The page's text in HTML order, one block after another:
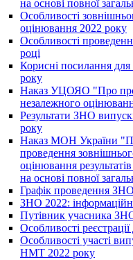
на основі повної
Особливості
оцінювання 2022 року
Особливості
році
Корисні посилання
року
Наказ УЦОЯО "Про
незалежного
Результати ЗНО
року
Наказ МОН України
проведення
оцінювання
на основі повної
Графік проведення
ЗНО 2022:
Путівник учасника
Особливості
Особливості участі
НМТ 2022 року